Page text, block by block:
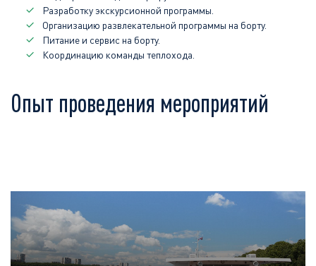
Разработку экскурсионной программы.
Организацию развлекательной программы на борту.
Питание и сервис на борту.
Координацию команды теплохода.
Опыт проведения мероприятий